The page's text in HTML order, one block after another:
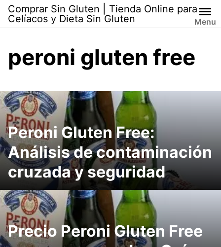
Skip
content
Comprar Sin Gluten | Tienda Online para
Celíacos y Dieta Sin Gluten
Menu
peroni gluten free
Peroni Gluten Free:
Análisis de contaminación
cruzada y seguridad
Precio Peroni Gluten Free